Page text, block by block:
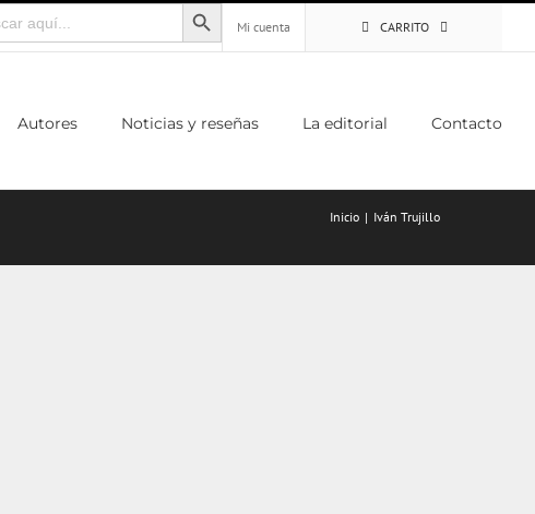
Mi cuenta
CARRITO
Autores Noticias y reseñas La editorial Contacto
Inicio Iván Trujillo